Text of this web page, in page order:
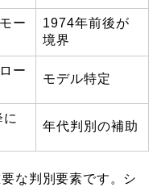
ー
1974年前後が
境界
ー
モデル特定
年代判別の補助
要な判別要素です。シ